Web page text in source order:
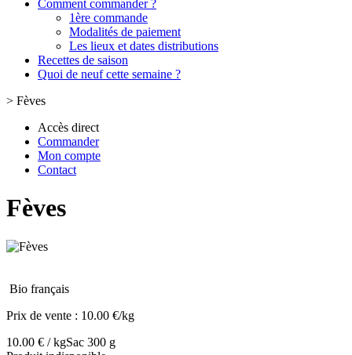
Comment commander ?
1ère commande
Modalités de paiement
Les lieux et dates distributions
Recettes de saison
Quoi de neuf cette semaine ?
> Fèves
Accès direct
Commander
Mon compte
Contact
Fèves
Bio français
Prix de vente : 10.00 €/kg
10.00 € / kgSac 300 g